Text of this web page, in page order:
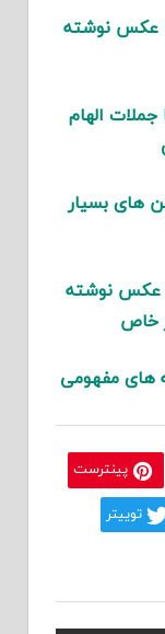
۹۸ همراه با عکس نوشته
۹۸ همراه با جملات الهام
های بسیار
۹۸ همراه با عکس نوشته
خاص
نوشته های مفهومی
پینترست
توییتر